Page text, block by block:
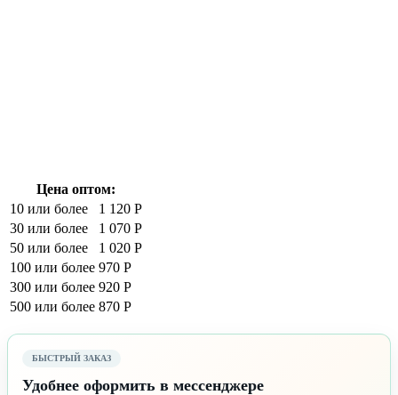
Цена оптом:
10 или более
1 120 Р
30 или более
1 070 Р
50 или более
1 020 Р
100 или более 970 Р
300 или более 920 Р
500 или более 870 Р
БЫСТРЫЙ ЗАКАЗ
Удобнее оформить в мессенджере